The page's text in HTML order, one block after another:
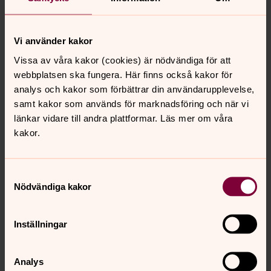
Vi använder kakor
Vissa av våra kakor (cookies) är nödvändiga för att
webbplatsen ska fungera. Här finns också kakor för
analys och kakor som förbättrar din användarupplevelse,
samt kakor som används för marknadsföring och när vi
länkar vidare till andra plattformar. Läs mer om våra
kakor.
Nödvändiga kakor
Inställningar
Analys
för marknadsföring.
Se videon på YouTube i stället.
Ändra inställningar
Om Västerstrandskyrkan
Kyrkan ligger vid Våxnäs centrum. Det är en modern
tegelkyrka där det är full aktivitet av såväl stora som
Välkommen till en stadsförsamling med bred och livlig